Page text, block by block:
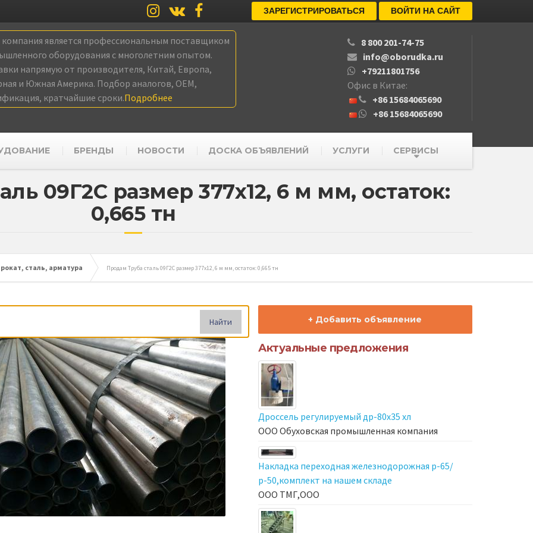
ЗАРЕГИСТРИРОВАТЬСЯ ВОЙТИ НА САЙТ
компания является профессиональным поставщиком
оборудования с многолетним опытом.
напрямую от производителя, Китай, Европа,
и Южная Америка. Подбор аналогов, OEM,
кратчайшие сроки.Подробнее
8 800 201-74-75
info@oborudka.ru
+79211801756
Офис в Китае:
+86 15684065690
+86 15684065690
БРЕНДЫ НОВОСТИ ДОСКА ОБЪЯВЛЕНИЙ УСЛУГИ СЕРВИСЫ
09Г2С размер 377х12, 6 м мм, остаток:
0,665 тн
сталь, арматура Продам Труба сталь 09Г2С размер 377х12, 6 м мм, остаток: 0,665 тн
Найти + Добавить объявление
Актуальные предложения
Дроссель регулируемый др-80х35 хл
ООО Обуховская промышленная компания
Накладка переходная железнодорожная р-65/
р-50,комплект на нашем складе
ООО ТМГ,ООО